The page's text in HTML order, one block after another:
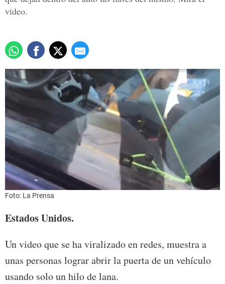
video.
Foto: La Prensa
Estados Unidos.
Un video que se ha viralizado en redes, muestra a
unas personas lograr abrir la puerta de un vehículo
usando solo un hilo de lana.